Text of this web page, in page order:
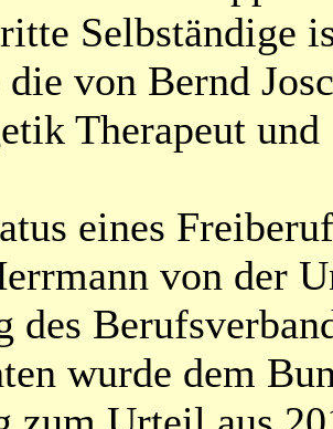
Selbständige
die von Bernd
Therapeut
eines
von der
des
wurde dem